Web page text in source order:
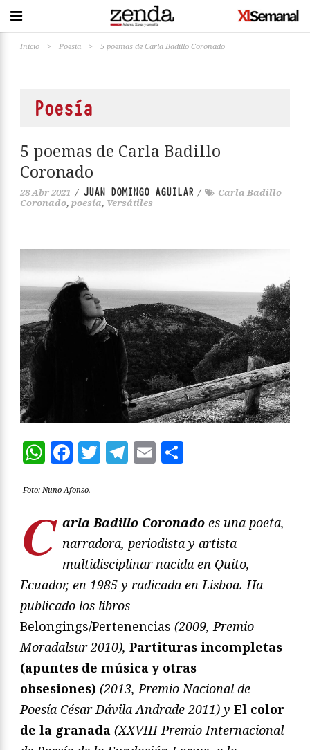
Inicio > Poesía > 5 poemas de Carla Badillo Coronado
Poesía
5 poemas de Carla Badillo
Coronado
28 Abr 2021 / JUAN DOMINGO AGUILAR /
Carla Badillo
Coronado, poesía, Versátiles
WhatsApp
Facebook
Twitter
Telegram
Email
Foto: Nuno Afonso.
C arla Badillo Coronado es una poeta,
narradora, periodista y artista
multidisciplinar nacida en Quito,
Ecuador, en 1985 y radicada en Lisboa. Ha
publicado los libros
Belongings/Pertenencias (2009, Premio
Moradalsur 2010), Partituras incompletas
(apuntes de música y otras
obsesiones) (2013, Premio Nacional de
Poesía César Dávila Andrade 2011) y El color
de la granada (XXVIII Premio Internacional